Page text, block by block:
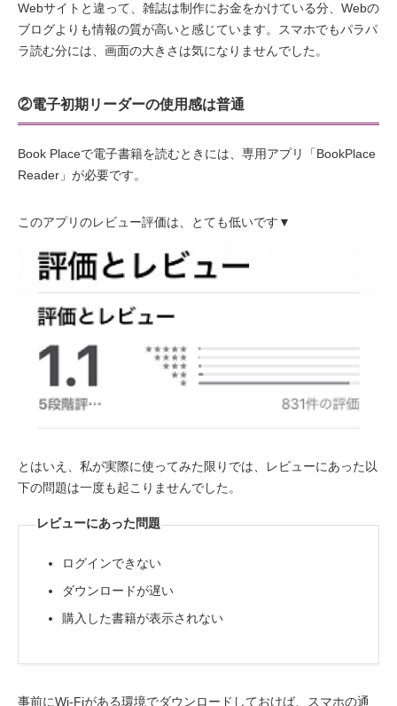
Webサイトと違って、雑誌は制作にお金をかけている分、Webの
ブログよりも情報の質が高いと感じています。スマホでもパラパ
ラ読む分には、画面の大きさは気になりませんでした。
②電子初期リーダーの使用感は普通
Book Placeで電子書籍を読むときには、専用アプリ「BookPlace
Reader」が必要です。
このアプリのレビュー評価は、とても低いです▼
とはいえ、私が実際に使ってみた限りでは、レビューにあった以
下の問題は一度も起こりませんでした。
レビューにあった問題
ログインできない
ダウンロードが遅い
購入した書籍が表示されない
事前にWi-Fiがある環境でダウンロードしておけば、スマホの通